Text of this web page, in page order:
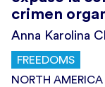
crimen
Anna Karolina
FREEDOMS
NORTH AMERICA